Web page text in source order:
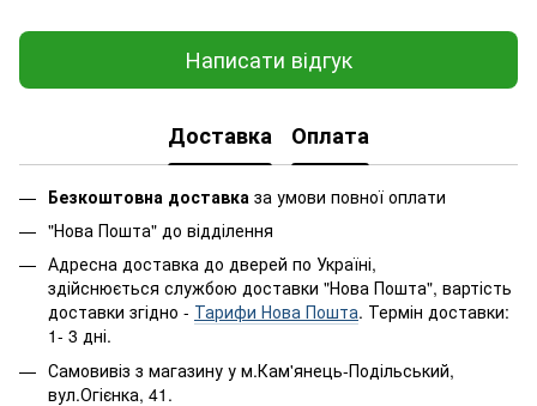
Написати відгук
Доставка Оплата
Безкоштовна доставка за умови повної оплати
"Нова Пошта" до відділення
Адресна доставка до дверей по Україні,
здійснюється службою доставки "Нова Пошта", вартість
доставки згідно - Тарифи Нова Пошта. Термін доставки:
1- 3 дні.
Самовивіз з магазину у м.Кам'янець-Подільський,
вул.Огієнка, 41.